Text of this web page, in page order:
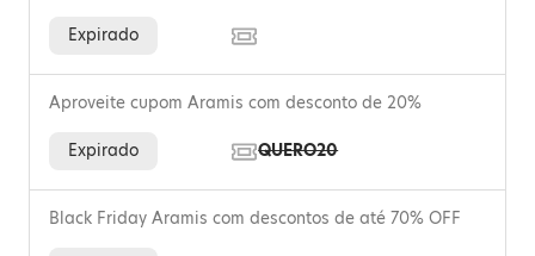
Expirado
Aproveite cupom Aramis com desconto de 20%
Expirado QUERO20
Black Friday Aramis com descontos de até 70% OFF